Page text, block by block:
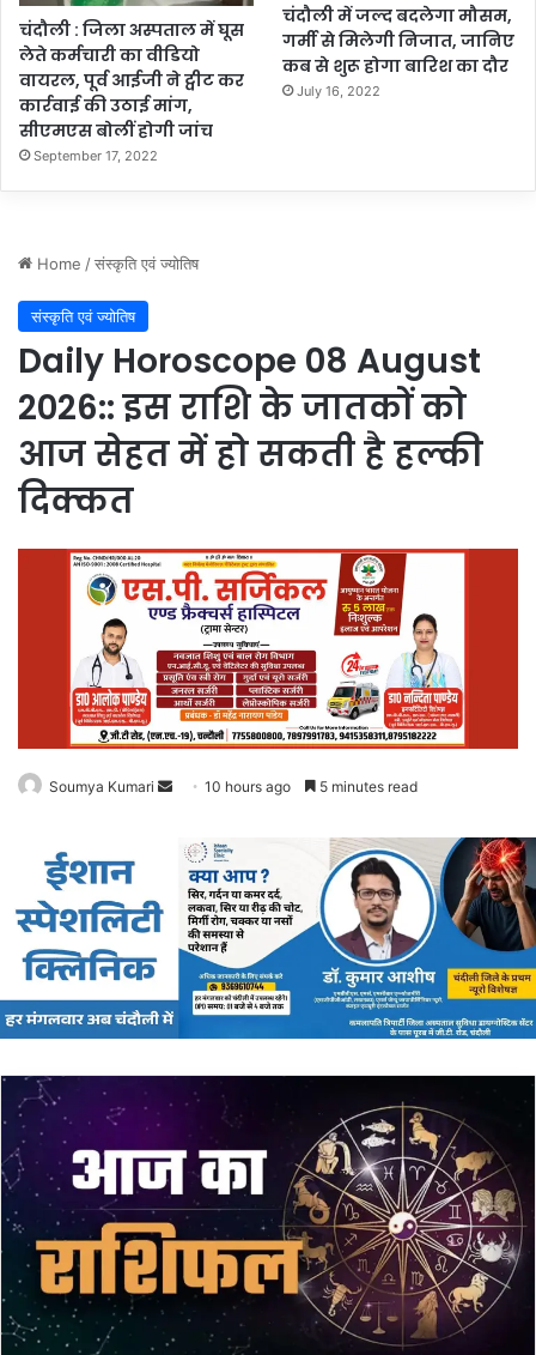
चंदौली : जिला अस्पताल में घूस
लेते कर्मचारी का वीडियो
वायरल, पूर्व आईजी ने ट्वीट कर
कार्रवाई की उठाई मांग,
सीएमएस बोलीं होगी जांच
September 17, 2022
चंदौली में जल्द बदलेगा मौसम,
गर्मी से मिलेगी निजात, जानिए
कब से शुरू होगा बारिश का दौर
July 16, 2022